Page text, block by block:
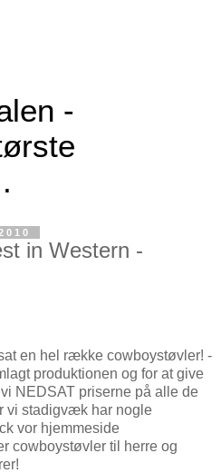
-
in Western -
en hel række cowboystøvler! -
produktionen og for at give
NEDSAT priserne på alle de
vi stadigvæk har nogle
vor hjemmeside
cowboystøvler til herre og